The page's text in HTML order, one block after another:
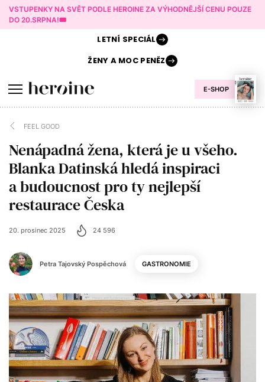
VSTUPENKY NA SVĚT PODLE HEROINE ZA VÝHODNĚJŠÍ CENU POUZE
DO 20.SRPNA!🎟️
E-SHOP
LETNÍ SPECIÁL
ŽENY AMOC PENĚZ
FEEL GOOD
Nenápadná žena, která je u všeho.
Blanka Datinská hledá inspiraci
a budoucnost pro ty nejlepší
restaurace Česka
Petra Tajovský Pospěchová
20. prosinec 2025 24 596
GASTRONOMIE